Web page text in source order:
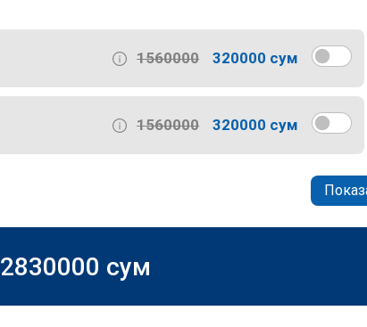
1560000 320000 сум
1560000 320000 сум
2830000 сум